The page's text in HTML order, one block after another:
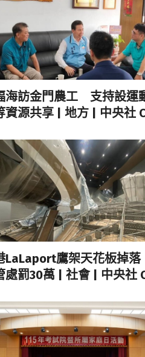
海訪金門農工 支持設運
資源共享 | 地方 | 中央社
LaLaport鷹架天花板掉
處罰30萬 | 社會 | 中央社